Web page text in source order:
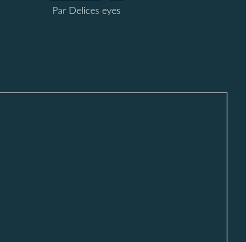
Par Delices eyes